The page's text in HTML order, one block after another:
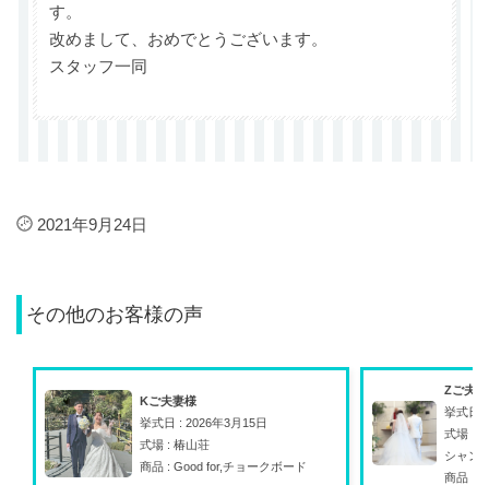
す。
改めまして、おめでとうございます。
スタッフ一同
2021年9月24日
その他のお客様の声
Kご夫妻様
挙式日 : 2026年3月15日
式場 : 椿山荘
商品 : Good for,チョークボード
Zご夫
挙式日
式場 :
シャン
商品 :